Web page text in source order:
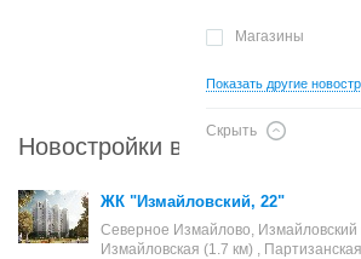
Магазины
Показать другие
Скрыть
Новостройки в районе
ЖК "Измайловский, 22"
Северное Измайлово, Измайловский
Измайловская (1.7 км) ,